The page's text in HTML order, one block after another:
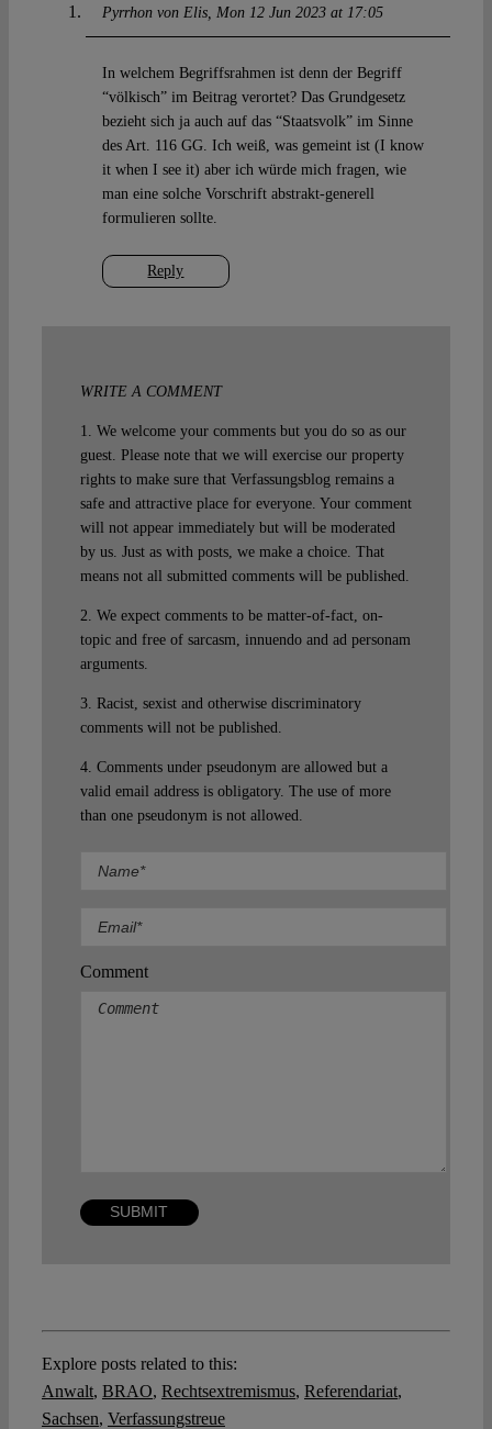
Pyrrhon von Elis Mon 12 Jun 2023 at 17:05
Reply
In welchem Begriffsrahmen ist denn der Begriff
“völkisch” im Beitrag verortet? Das Grundgesetz
bezieht sich ja auch auf das “Staatsvolk” im Sinne
des Art. 116 GG. Ich weiß, was gemeint ist (I know
it when I see it) aber ich würde mich fragen, wie
man eine solche Vorschrift abstrakt-generell
formulieren sollte.
WRITE A COMMENT
1. We welcome your comments but you do so as our
guest. Please note that we will exercise our property
rights to make sure that Verfassungsblog remains a
safe and attractive place for everyone. Your comment
will not appear immediately but will be moderated
by us. Just as with posts, we make a choice. That
means not all submitted comments will be published.
2. We expect comments to be matter-of-fact, on-
topic and free of sarcasm, innuendo and ad personam
arguments.
3. Racist, sexist and otherwise discriminatory
comments will not be published.
4. Comments under pseudonym are allowed but a
valid email address is obligatory. The use of more
than one pseudonym is not allowed.
Comment
Explore posts related to this:
Anwalt, BRAO, Rechtsextremismus, Referendariat,
Sachsen, Verfassungstreue